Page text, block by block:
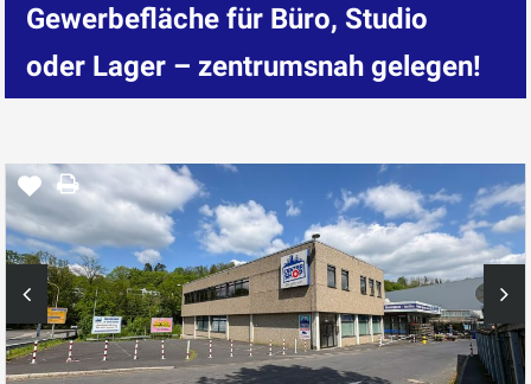
Gewerbefläche für Büro, Studio
oder Lager – zentrumsnah gelegen!